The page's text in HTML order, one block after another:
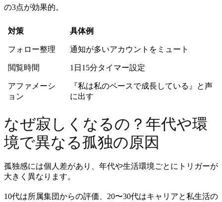
の3点が効果的。
対策 具体例
フォロー整理 通知が多いアカウントをミュート
閲覧時間 1日15分タイマー設定
アファメーシ
ョン
『私は私のペースで成長している』と声
に出す
なぜ寂しくなるの？年代や環
境で異なる孤独の原因
孤独感には個人差があり、年代や生活環境ごとにトリガーが
大きく異なります。
10代は所属集団からの評価、20〜30代はキャリアと私生活の